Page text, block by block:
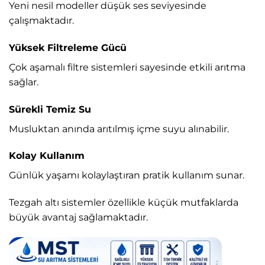
Yeni nesil modeller düşük ses seviyesinde
çalışmaktadır.
Yüksek Filtreleme Gücü
Çok aşamalı filtre sistemleri sayesinde etkili arıtma
sağlar.
Sürekli Temiz Su
Musluktan anında arıtılmış içme suyu alınabilir.
Kolay Kullanım
Günlük yaşamı kolaylaştıran pratik kullanım sunar.
Tezgah altı sistemler özellikle küçük mutfaklarda
büyük avantaj sağlamaktadır.